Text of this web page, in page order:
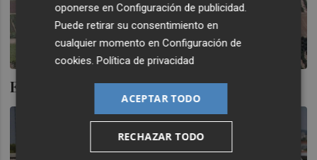
El mundo rural tiene futuro
oponerse enConfiguración de publicidad
Puede retirar su consentimiento en
cualquier momento enConfiguración de
cookies .Política de privacidad
ACEPTAR TODO
RECHAZAR TODO